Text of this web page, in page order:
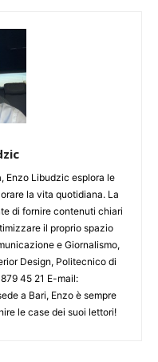
Enzo Libudzic esplora le
la vita quotidiana. La
di fornire contenuti chiari
il proprio spazio
e Giornalismo,
Design, Politecnico di
45 21 E-mail:
a Bari, Enzo è sempre
le case dei suoi lettori!